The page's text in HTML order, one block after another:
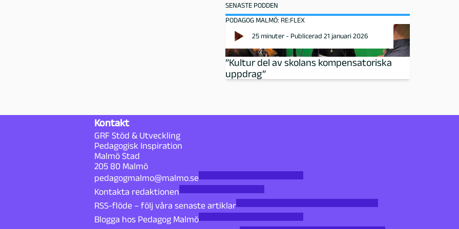
SENASTE PODDEN
PODAGOG MALMÖ: RE:FLEX
25 minuter - Publicerad 21 januari 2026
”Kultur del av skolans kompensatoriska
uppdrag”
Kontakt
GRF Stöd & Utveckling
Pedagogisk Inspiration
Malmö Stad
205 80 Malmö
pedagogmalmo@malmo.se
Kontakta redaktionen
RSS-flöde – följ våra senaste artiklar
Blogga hos Pedagog Malmö